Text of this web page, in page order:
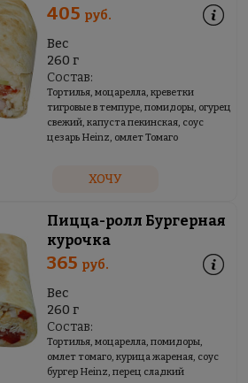
405 руб.
Вес
260 г
Состав:
Тортилья, моцарелла, креветки
тигровые в темпуре, помидоры, огурец
свежий, капуста пекинская, соус
цезарь Heinz, омлет Томаго
ХОЧУ
Пицца-ролл Бургерная
курочка
365 руб.
Вес
260 г
Состав:
Тортилья, моцарелла, помидоры,
омлет томаго, курица жареная, соус
бургер Heinz, перец сладкий